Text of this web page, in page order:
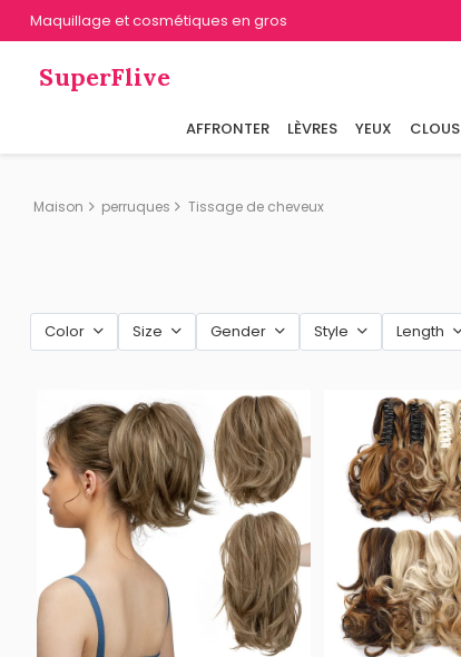
Maquillage et cosmétiques en gros
SuperFlive
AFFRONTER LÈVRES YEUX CLOUS
Maison perruques Tissage de cheveux
Color Size Gender Style Length